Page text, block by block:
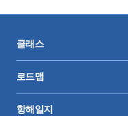
클래스
로드맵
항해일지